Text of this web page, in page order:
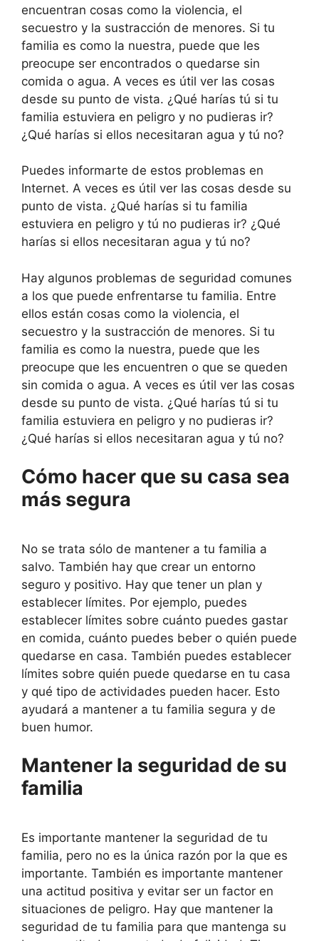
encuentran cosas como la violencia, el
secuestro y la sustracción de menores. Si tu
familia es como la nuestra, puede que les
preocupe ser encontrados o quedarse sin
comida o agua. A veces es útil ver las cosas
desde su punto de vista. ¿Qué harías tú si tu
familia estuviera en peligro y no pudieras ir?
¿Qué harías si ellos necesitaran agua y tú no?
Puedes informarte de estos problemas en
Internet. A veces es útil ver las cosas desde su
punto de vista. ¿Qué harías si tu familia
estuviera en peligro y tú no pudieras ir? ¿Qué
harías si ellos necesitaran agua y tú no?
Hay algunos problemas de seguridad comunes
a los que puede enfrentarse tu familia. Entre
ellos están cosas como la violencia, el
secuestro y la sustracción de menores. Si tu
familia es como la nuestra, puede que les
preocupe que les encuentren o que se queden
sin comida o agua. A veces es útil ver las cosas
desde su punto de vista. ¿Qué harías tú si tu
familia estuviera en peligro y no pudieras ir?
¿Qué harías si ellos necesitaran agua y tú no?
Cómo hacer que su casa sea
más segura
No se trata sólo de mantener a tu familia a
salvo. También hay que crear un entorno
seguro y positivo. Hay que tener un plan y
establecer límites. Por ejemplo, puedes
establecer límites sobre cuánto puedes gastar
en comida, cuánto puedes beber o quién puede
quedarse en casa. También puedes establecer
límites sobre quién puede quedarse en tu casa
y qué tipo de actividades pueden hacer. Esto
ayudará a mantener a tu familia segura y de
buen humor.
Mantener la seguridad de su
familia
Es importante mantener la seguridad de tu
familia, pero no es la única razón por la que es
importante. También es importante mantener
una actitud positiva y evitar ser un factor en
situaciones de peligro. Hay que mantener la
seguridad de tu familia para que mantenga su